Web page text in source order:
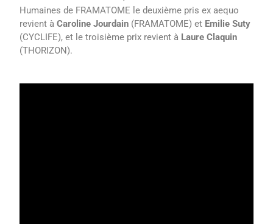
Humaines de FRAMATOME le deuxième pris ex aequo
revient àCaroline Jourdain (FRAMATOME) et Emilie Suty
(CYCLIFE), et le troisième prix revient à Laure Claquin
(THORIZON).